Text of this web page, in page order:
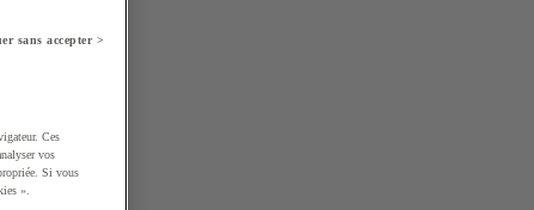
sans accepter >
Ces
vos
Si vous
».